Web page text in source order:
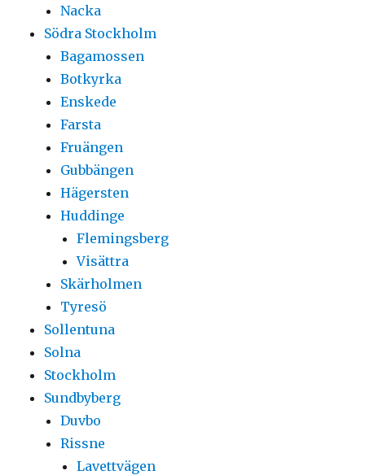
Nacka
Södra Stockholm
Bagamossen
Botkyrka
Enskede
Farsta
Fruängen
Gubbängen
Hägersten
Huddinge
Flemingsberg
Visättra
Skärholmen
Tyresö
Sollentuna
Solna
Stockholm
Sundbyberg
Duvbo
Rissne
Lavettvägen